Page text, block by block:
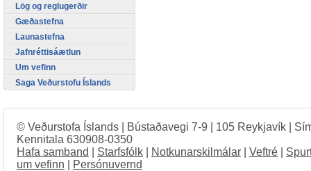
Lög og reglugerðir
Gæðastefna
Launastefna
Jafnréttisáætlun
Um vefinn
Saga Veðurstofu Íslands
© Veðurstofa Íslands | Bústaðavegi 7-9 | 105 Reykjavík |
Kennitala 630908-0350
Hafa samband
Starfsfólk Notkunarskilmálar Veftré
um vefinn
Persónuvernd